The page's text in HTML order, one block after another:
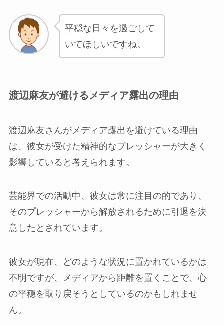
平穏な日々を過ごして
いてほしいですね。
渡辺麻友が避けるメディア露出の理由
渡辺麻友さんがメディア露出を避けている理由
は、彼女が受けた精神的なプレッシャーが大きく
影響していると考えられます。
芸能界での活動中、彼女は常に注目の的であり、
そのプレッシャーから解放されるために引退を決
意したとされています。
彼女が現在、どのような状況に置かれているかは
不明ですが、メディアから距離を置くことで、心
の平穏を取り戻そうとしているのかもしれませ
ん。